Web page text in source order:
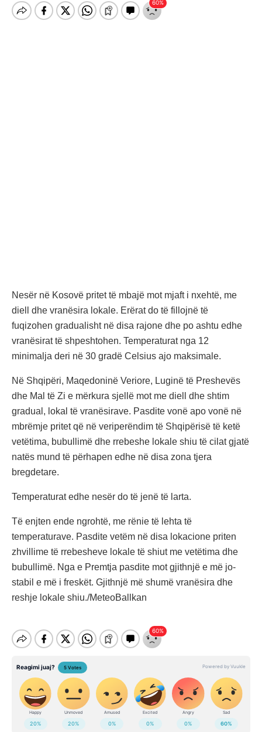
Nesër në Kosovë pritet të mbajë mot mjaft i nxehtë, me
diell dhe vranësira lokale. Erërat do të fillojnë të
fuqizohen gradualisht në disa rajone dhe po ashtu edhe
vranësirat të shpeshtohen. Temperaturat nga 12
minimalja deri në 30 gradë Celsius ajo maksimale.
Në Shqipëri, Maqedoninë Veriore, Luginë të Preshevës
dhe Mal të Zi e mërkura sjellë mot me diell dhe shtim
gradual, lokal të vranësirave. Pasdite vonë apo vonë në
mbrëmje pritet që në veriperëndim të Shqipërisë të ketë
vetëtima, bubullimë dhe rrebeshe lokale shiu të cilat gjatë
natës mund të përhapen edhe në disa zona tjera
bregdetare.
Temperaturat edhe nesër do të jenë të larta.
Të enjten ende ngrohtë, me rënie të lehta të
temperaturave. Pasdite vetëm në disa lokacione priten
zhvillime të rrebesheve lokale të shiut me vetëtima dhe
bubullimë. Nga e Premtja pasdite mot gjithnjë e më jo-
stabil e më i freskët. Gjithnjë më shumë vranësira dhe
reshje lokale shiu./MeteoBallkan